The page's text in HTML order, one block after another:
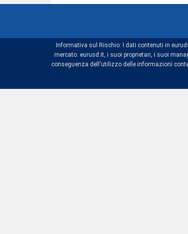
Informativa sul Rischio: I dati contenuti in
mercato. eurusd.it, i suoi proprietari, i suoi
conseguenza dell'utilizzo delle informazioni